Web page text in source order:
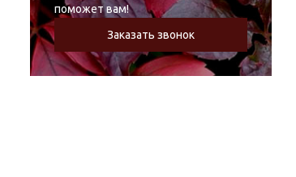
поможет вам!
Заказать звонок